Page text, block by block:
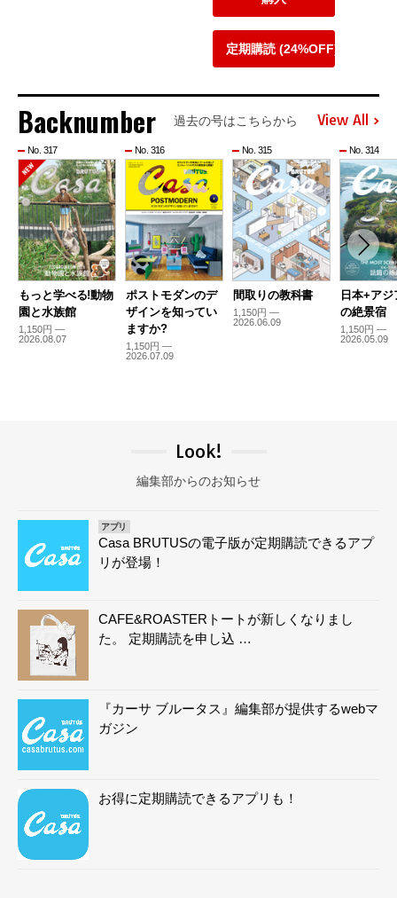
定期購読 (24%OFF)
Backnumber 過去の号はこちらから View All
No. 317
もっと学べる!動物
園と水族館
1,150円 —
2026.08.07
No. 316
ポストモダンのデ
ザインを知ってい
ますか?
1,150円 —
2026.07.09
No. 315
間取りの教科書
1,150円 —
2026.06.09
No. 314
日本+アジ
の絶景宿
1,150円 —
2026.05.09
Look!
編集部からのお知らせ
アプリ
Casa BRUTUSの電子版が定期購読できるアプ
リが登場！
CAFE&ROASTERトートが新しくなりまし
た。 定期購読を申し込 …
『カーサ ブルータス』編集部が提供するwebマ
ガジン
お得に定期購読できるアプリも！